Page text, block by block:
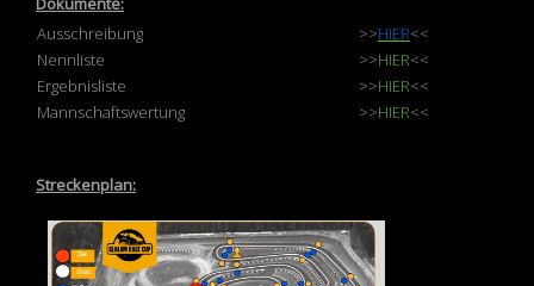
Ausschreibung
>>HIER<<
Nennliste
>>HIER<<
Ergebnisliste
>>HIER<<
Mannschaftswertung
>>HIER<<
Streckenplan: